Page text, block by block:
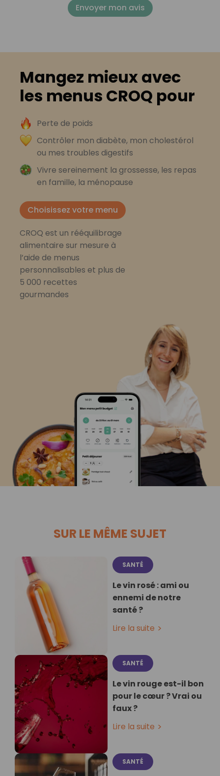
Envoyer mon avis
Mangez mieux avec
les menus CROQ pour
Perte de poids
Contrôler mon diabète, mon cholestérol
ou mes troubles digestifs
Vivre sereinement la grossesse, les repas
en famille, la ménopause
Choisissez votre menu
CROQ est un rééquilibrage
alimentaire sur mesure à
l’aide de menus
personnalisables et plus de
5 000 recettes
gourmandes
SUR LE MÊME SUJET
SANTÉ
Le vin rosé : ami ou
ennemi de notre
santé ?
Lire la suite
SANTÉ
Le vin rouge est-il bon
pour le cœur ? Vrai ou
faux ?
Lire la suite
SANTÉ